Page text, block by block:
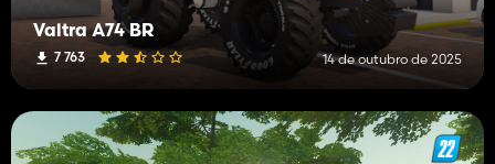
Valtra A74 BR
7 763 14 de outubro de 2025